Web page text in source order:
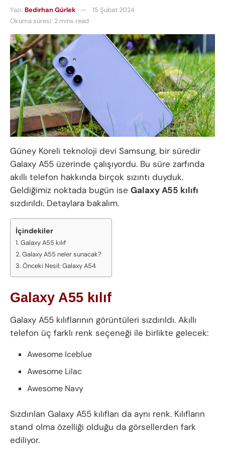
Yazı: Bedirhan Gürlek
15 Şubat 2024
Okuma süresi: 2 mins read
Güney Koreli teknoloji devi Samsung, bir süredir
Galaxy A55 üzerinde çalışıyordu. Bu süre zarfında
akıllı telefon hakkında birçok sızıntı duyduk.
Geldiğimiz noktada bugün ise Galaxy A55 kılıfı
sızdırıldı. Detaylara bakalım.
İçindekiler
Galaxy A55 kılıf
Galaxy A55 neler sunacak?
Önceki Nesil: Galaxy A54
Galaxy A55 kılıf
Galaxy A55 kılıflarının görüntüleri sızdırıldı. Akıllı
telefon üç farklı renk seçeneği ile birlikte gelecek:
Awesome Iceblue
Awesome Lilac
Awesome Navy
Sızdırılan Galaxy A55 kılıfları da aynı renk. Kılıfların
stand olma özelliği olduğu da görsellerden fark
ediliyor.